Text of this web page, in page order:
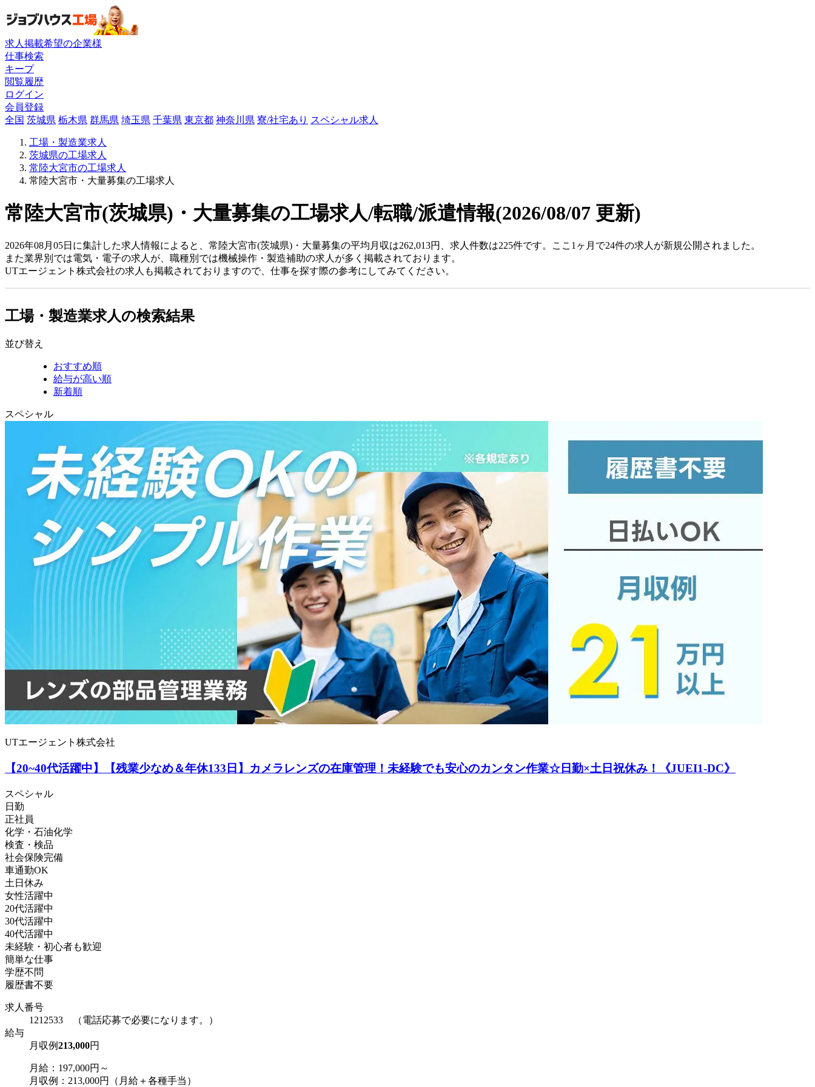
求人掲載希望の企業様
仕事検索
キープ
閲覧履歴
ログイン
会員登録
全国 茨城県 栃木県 群馬県 埼玉県 千葉県 東京都 神奈川県 寮/社宅あり スペシャル求人
工場・製造業求人
茨城県の工場求人
常陸大宮市の工場求人
常陸大宮市・大量募集の工場求人
常陸大宮市(茨城県)・大量募集の工場求人/転職/派遣情報(2026/08/07 更新)
2026年08月05日に集計した求人情報によると、常陸大宮市(茨城県)・大量募集の平均月収は262,013円、求人件数は225件です。ここ1ヶ月で24件の求人が新規公開されました。
また業界別では電気・電子の求人が、職種別では機械操作・製造補助の求人が多く掲載されております。
UTエージェント株式会社の求人も掲載されておりますので、仕事を探す際の参考にしてみてください。
工場・製造業求人の検索結果
並び替え
おすすめ順
給与が高い順
新着順
スペシャル
UTエージェント株式会社
【20~40代活躍中】【残業少なめ＆年休133日】カメラレンズの在庫管理！未経験でも安心のカンタン作業☆日勤×土日祝休み！《JUEI1-DC》
スペシャル
日勤
正社員
化学・石油化学
検査・検品
社会保険完備
車通勤OK
土日休み
女性活躍中
20代活躍中
30代活躍中
40代活躍中
未経験・初心者も歓迎
簡単な仕事
学歴不問
履歴書不要
求人番号
1212533 （電話応募で必要になります。）
給与
月収例213,000円
月給：197,000円～
月収例：213,000円（月給＋各種手当）